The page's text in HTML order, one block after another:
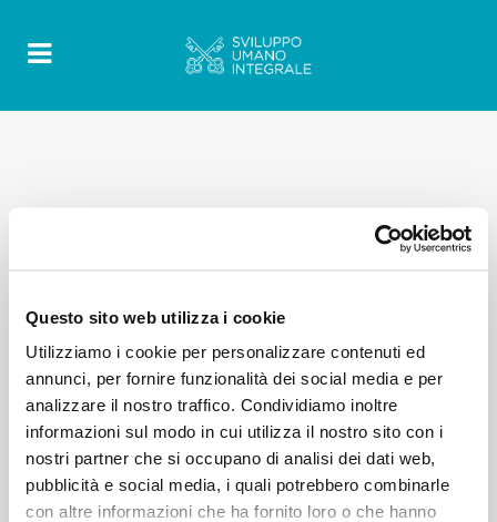
Questo sito web utilizza i cookie
Utilizziamo i cookie per personalizzare contenuti ed
annunci, per fornire funzionalità dei social media e per
analizzare il nostro traffico. Condividiamo inoltre
informazioni sul modo in cui utilizza il nostro sito con i
nostri partner che si occupano di analisi dei dati web,
pubblicità e social media, i quali potrebbero combinarle
con altre informazioni che ha fornito loro o che hanno